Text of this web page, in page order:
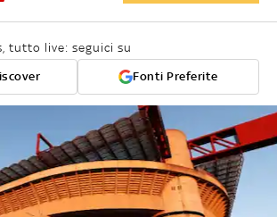
tutto live: seguici su
Fonti Preferite